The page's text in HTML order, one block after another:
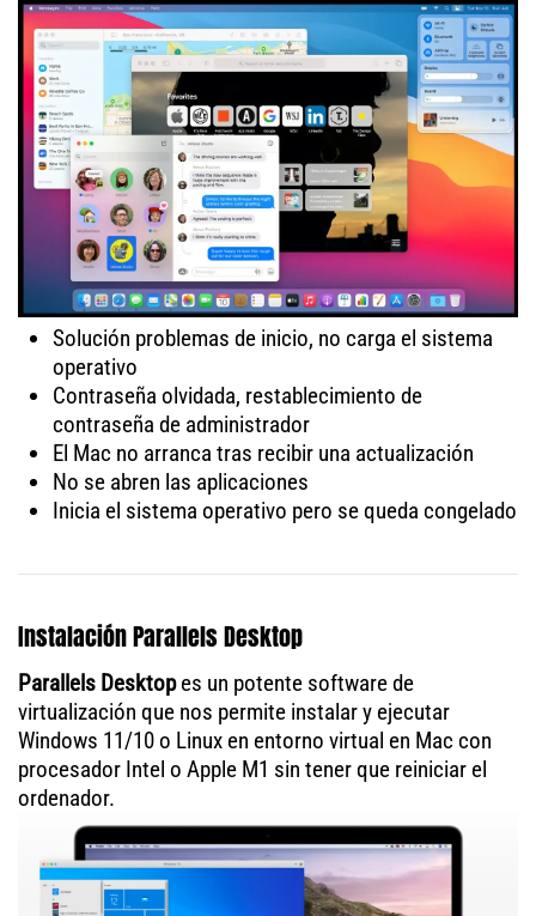
Solución problemas de inicio, no carga el sistema
operativo
Contraseña olvidada, restablecimiento de
contraseña de administrador
El Mac no arranca tras recibir una actualización
No se abren las aplicaciones
Inicia el sistema operativo pero se queda congelado
Instalación Parallels Desktop
Parallels Desktopes un potente software de
virtualización que nos permite instalar y ejecutar
Windows 11/10 o Linux en entorno virtual en Mac con
procesador Intel o Apple M1 sin tener que reiniciar el
ordenador.